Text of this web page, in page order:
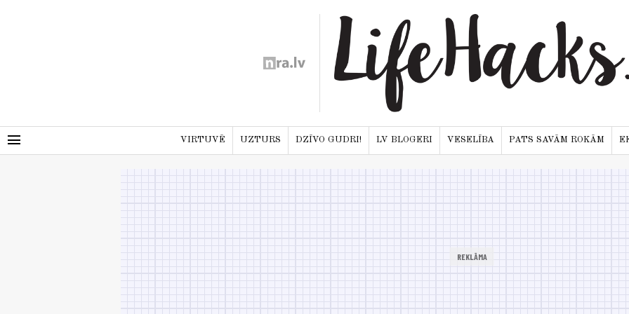
menu VIRTUVĒ UZTURS DZĪVO GUDRI! LV BLOGERI VESELĪBA PATS SAVĀM ROKĀM